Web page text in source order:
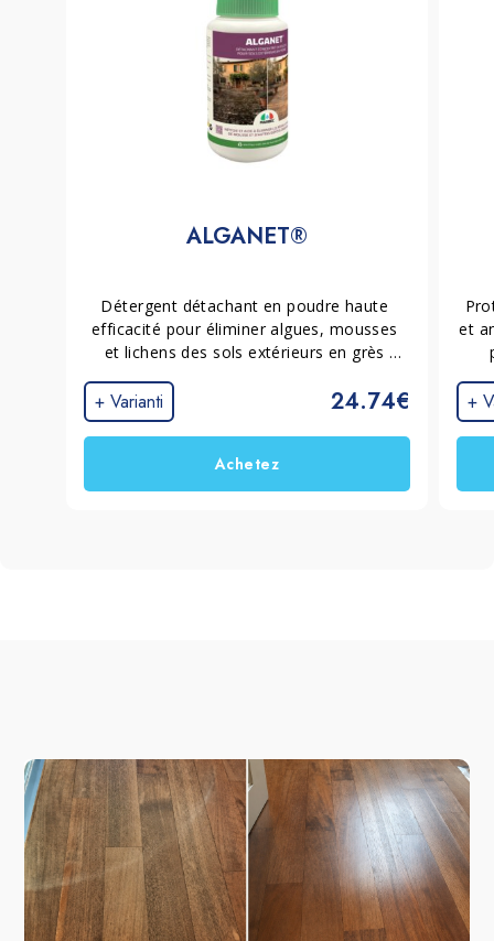
ALGANET®
Détergent détachant en poudre haute
efficacité pour éliminer algues, mousses
et lichens des sols extérieurs en grès
béton. Idéal pour les surfaces en pierre
exposées aux intempéries et aux
+ Varianti 24.74€
Achetez
et
+